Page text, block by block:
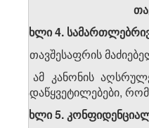
მუხლი 4.
1. თავშესაფრის
2. ამ კანონის
გადაწყვეტილებები,
მუხლი 5.